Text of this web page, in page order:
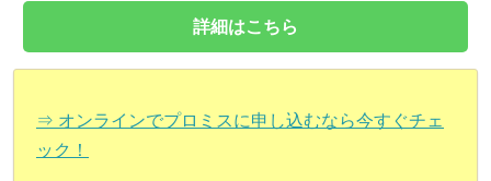
詳細はこちら
⇒ オンラインでプロミスに申し込むなら今すぐチェ
ック！